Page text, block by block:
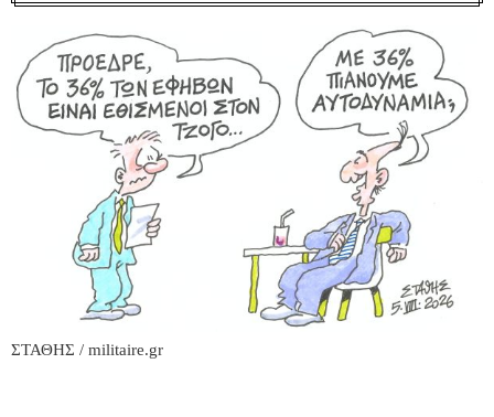
ΣΤΑΘΗΣ / militaire.gr